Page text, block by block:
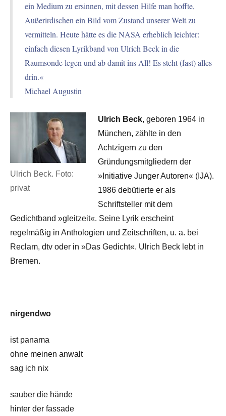
ein Medium zu ersinnen, mit dessen Hilfe man hoffte,
Außerirdischen ein Bild vom Zustand unserer Welt zu
vermitteln. Heute hätte es die NASA erheblich leichter:
einfach diesen Lyrikband von Ulrich Beck in die
Raumsonde legen und ab damit ins All! Es steht (fast) alles
drin.«
Michael Augustin
Ulrich Beck. Foto:
privat
Ulrich Beck, geboren 1964 in
München, zählte in den
Achtzigern zu den
Gründungsmitgliedern der
»Initiative Junger Autoren« (IJA).
1986 debütierte er als
Schriftsteller mit dem
Gedichtband »gleitzeit«. Seine Lyrik erscheint
regelmäßig in Anthologien und Zeitschriften, u. a. bei
Reclam, dtv oder in »Das Gedicht«. Ulrich Beck lebt in
Bremen.
nirgendwo
ist panama
ohne meinen anwalt
sag ich nix
sauber die hände
hinter der fassade